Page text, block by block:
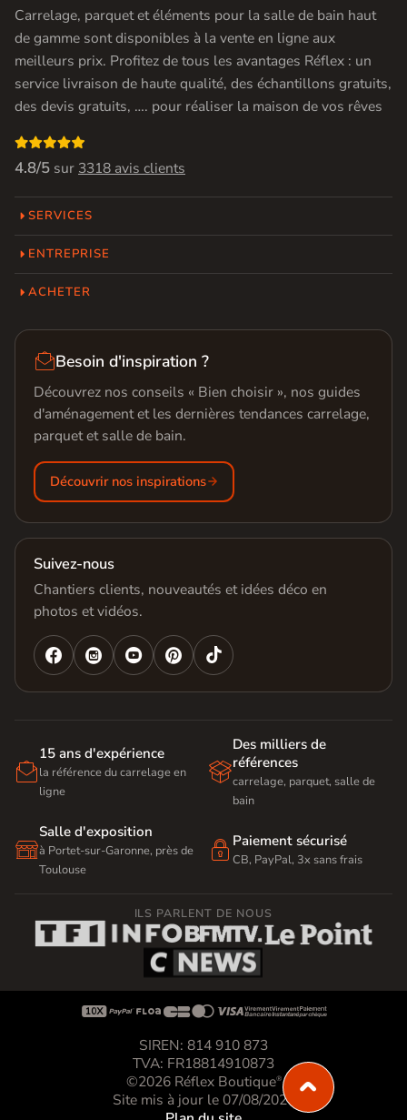
Carrelage, parquet et éléments pour la salle de bain haut
de gamme sont disponibles à la vente en ligne aux
meilleurs prix. Profitez de tous les avantages Réflex : un
service livraison de haute qualité, des échantillons gratuits,
des devis gratuits, …. pour réaliser la maison de vos rêves

4.8/5 sur 3318 avis clients
SERVICES
ENTREPRISE
ACHETER
Besoin d'inspiration ?
Découvrez nos conseils « Bien choisir », nos guides
d'aménagement et les dernières tendances carrelage,
parquet et salle de bain.
Découvrir nos inspirations
Suivez-nous
Chantiers clients, nouveautés et idées déco en
photos et vidéos.
   

15 ans d'expérience
la référence du carrelage en
ligne

Des milliers de
références
carrelage, parquet, salle de
bain

Salle d'exposition
à Portet-sur-Garonne, près de
Toulouse
 Paiement sécurisé
CB, PayPal, 3x sans frais
ILS PARLENT DE NOUS

SIREN: 814 910 873
TVA: FR18814910873
©2026 Réflex Boutique®
Site mis à jour le 07/08/2026